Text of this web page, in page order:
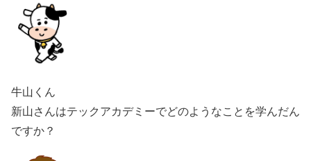
牛山くん
新山さんはテックアカデミーでどのようなことを学んだん
ですか？